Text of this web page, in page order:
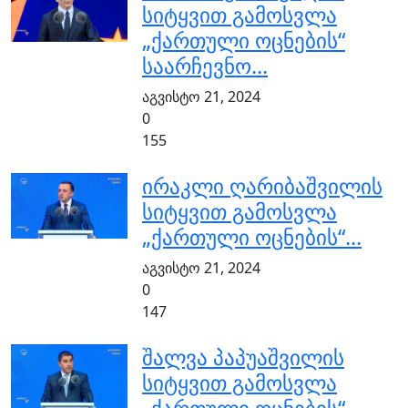
სიტყვით გამოსვლა
„ქართული ოცნების“
საარჩევნო...
აგვისტო 21, 2024
0
155
ირაკლი ღარიბაშვილის
სიტყვით გამოსვლა
„ქართული ოცნების“...
აგვისტო 21, 2024
0
147
შალვა პაპუაშვილის
სიტყვით გამოსვლა